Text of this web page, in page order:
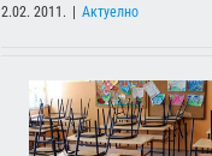
2.02. 2011. Актуелно